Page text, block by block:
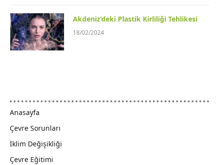
Akdeniz’deki Plastik Kirliliği Tehlikesi
18/02/2024
Anasayfa
Çevre Sorunları
İklim Değişikliği
Çevre Eğitimi